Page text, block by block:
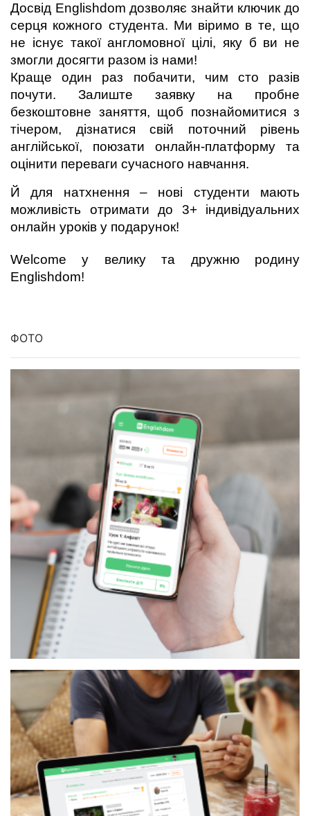
Досвід Englishdom дозволяє знайти ключик до
серця кожного студента. Ми віримо в те, що
не існує такої англомовної цілі, яку б ви не
змогли досягти разом із нами!
Краще один раз побачити, чим сто разів
почути. Залиште заявку на пробне
безкоштовне заняття, щоб познайомитися з
тічером, дізнатися свій поточний рівень
англійської, поюзати онлайн-платформу та
оцінити переваги сучасного навчання.
Й для натхнення – нові студенти мають
можливість отримати до 3+ індивідуальних
онлайн уроків у подарунок!
Welcome у велику та дружню родину
Englishdom!
ФОТО